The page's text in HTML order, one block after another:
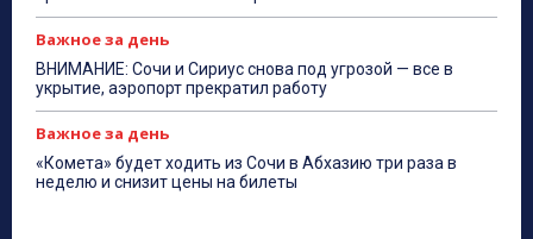
Важное за день
ВНИМАНИЕ: Сочи и Сириус снова под угрозой — все в
укрытие, аэропорт прекратил работу
Важное за день
«Комета» будет ходить из Сочи в Абхазию три раза в
неделю и снизит цены на билеты